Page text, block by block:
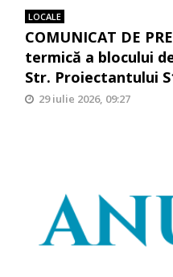
LOCALE
COMUNICAT DE
termică a blocului
Str. Proiectantului
29 iulie 2026, 09:27